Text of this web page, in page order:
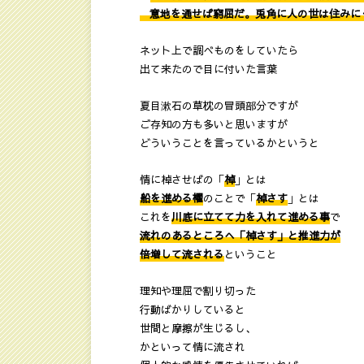
意地を通せば窮屈だ。兎角に人の世は住みに
ネット上で調べものをしていたら
出て来たので目に付いた言葉
夏目漱石の草枕の冒頭部分ですが
ご存知の方も多いと思いますが
どういうことを言っているかというと
情に棹させばの「棹」とは
船を進める櫂のことで「棹さす 」とは
これを川底に立てて力を入れて進める事で
流れのあるところへ「棹さす」と推進力が
倍増して流されるということ
理知や理屈で割り切った
行動ばかりしていると
世間と摩擦が生じるし、
かといって情に流され